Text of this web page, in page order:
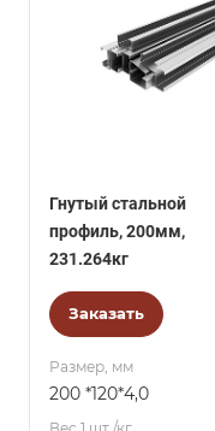
Гнутый стальной
профиль, 200мм,
231.264кг
Заказать
Размер, мм
200 *120*4,0